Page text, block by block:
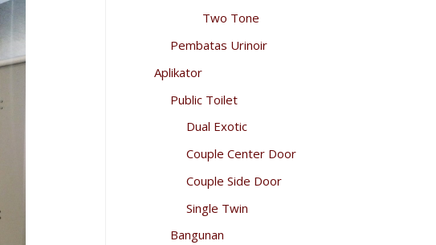
Two Tone
Pembatas Urinoir
Aplikator
Public Toilet
Dual Exotic
Couple Center Door
Couple Side Door
Single Twin
Bangunan